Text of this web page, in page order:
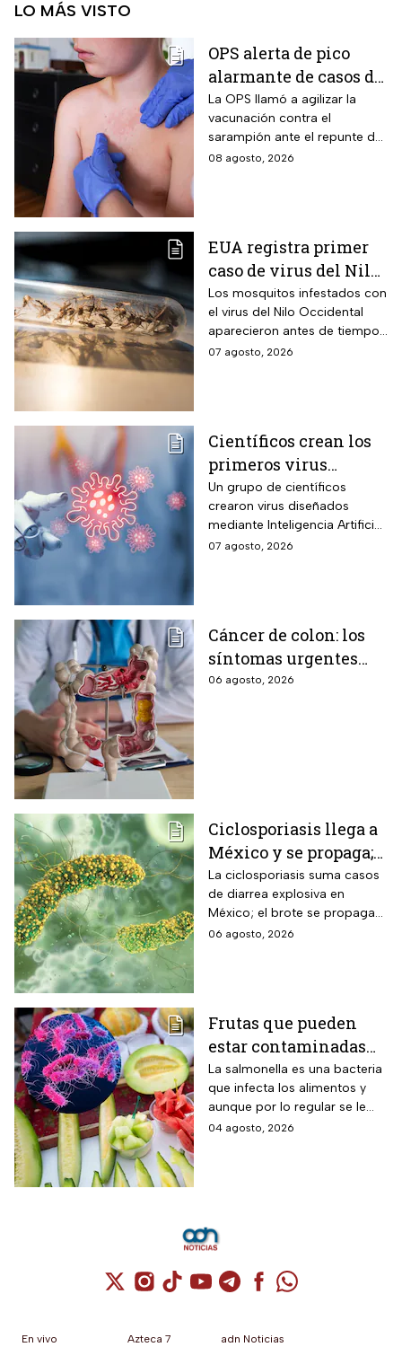
LO MÁS VISTO
OPS alerta de pico
alarmante de casos de
sarampión
La OPS llamó a agilizar la
vacunación contra el
sarampión ante el repunte de
casos en América
08 agosto, 2026
EUA registra primer
caso de virus del Nilo
Occidental de 2026
Los mosquitos infestados con
el virus del Nilo Occidental
aparecieron antes de tiempo
en EUA; ya se registró el
07 agosto, 2026
Científicos crean los
primeros virus
diseñados por la IA,
¿son peligrosos para
los humanos?
Un grupo de científicos
crearon virus diseñados
mediante Inteligencia Artificial
pero se han encendido las
07 agosto, 2026
Cáncer de colon: los
síntomas urgentes
que te advierten que
06 agosto, 2026
Ciclosporiasis llega a
México y se propaga;
activan protocolos
para revisar frutas y
verduras
La ciclosporiasis suma casos
de diarrea explosiva en
México; el brote se propaga
en el territorio nacional
06 agosto, 2026
Frutas que pueden
estar contaminadas
de salmonella y cómo
protegerte del
contagio
La salmonella es una bacteria
que infecta los alimentos y
aunque por lo regular se le
relaciona con el huevo,
04 agosto, 2026
Cuenta de X / Twitter (se abre en una
Cuenta de Instagram (se abre en una
Cuenta de TikTok (se abre en
Cuenta de YouTube (se abre
Cuenta de Telegram (se
Cuenta de
Cuenta de
En vivo
Azteca 7
adn Noticias